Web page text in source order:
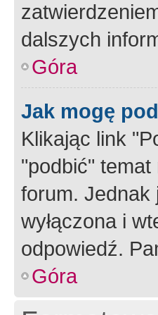
dalszych
Góra
Jak mogę
Klikając link
"podbić"
forum. Jednak
wyłączona i
odpowiedź.
Góra